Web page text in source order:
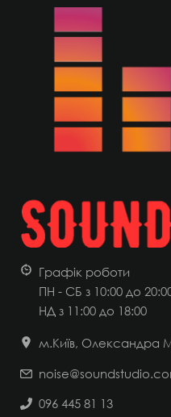
Графік роботи
ПН - СБ з 10:00 до
НД з 11:00 до 18:00
м.Київ, Олександра
096 445 81 13